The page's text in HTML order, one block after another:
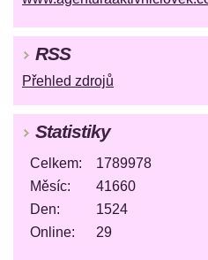
RSS
Přehled zdrojů
Statistiky
Online: 29
Celkem:
1789978
Měsíc:
41660
Den:
1524